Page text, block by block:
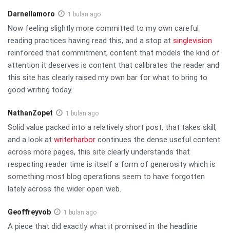
Darnellamoro 1 bulan ago
Now feeling slightly more committed to my own careful
reading practices having read this, and a stop at singlevision
reinforced that commitment, content that models the kind of
attention it deserves is content that calibrates the reader and
this site has clearly raised my own bar for what to bring to
good writing today.
NathanZopet 1 bulan ago
Solid value packed into a relatively short post, that takes skill,
and a look at writerharbor continues the dense useful content
across more pages, this site clearly understands that
respecting reader time is itself a form of generosity which is
something most blog operations seem to have forgotten
lately across the wider open web.
Geoffreyvob 1 bulan ago
A piece that did exactly what it promised in the headline